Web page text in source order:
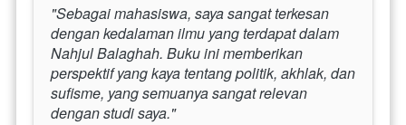
"Sebagai mahasiswa, saya sangat terkesan
dengan kedalaman ilmu yang terdapat dalam
Nahjul Balaghah. Buku ini memberikan
perspektif yang kaya tentang politik, akhlak, dan
sufisme, yang semuanya sangat relevan
dengan studi saya."